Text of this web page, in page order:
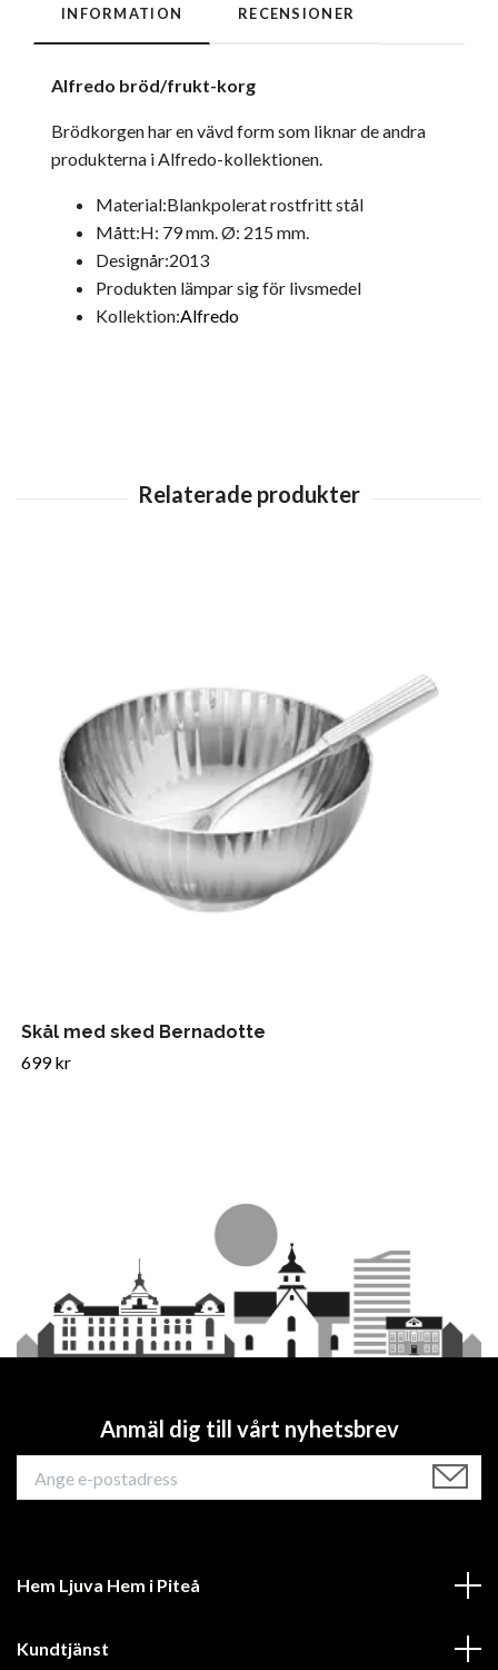
INFORMATION RECENSIONER
Alfredo bröd/frukt-korg
Brödkorgen har en vävd form som liknar de andra
produkterna i Alfredo-kollektionen.
Material:Blankpolerat rostfritt stål
Mått:H: 79 mm. Ø: 215 mm.
Designår:2013
Produkten lämpar sig för livsmedel
Kollektion:Alfredo
Skål med sked Bernadotte
699 kr
Anmäl dig till vårt nyhetsbrev
Hem Ljuva Hem i Piteå
Kundtjänst